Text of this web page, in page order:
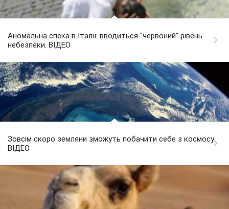
Аномальна спека в Італії: вводиться "червоний" рівень
небезпеки. ВІДЕО
Зовсім скоро земляни зможуть побачити себе з космосу.
ВІДЕО